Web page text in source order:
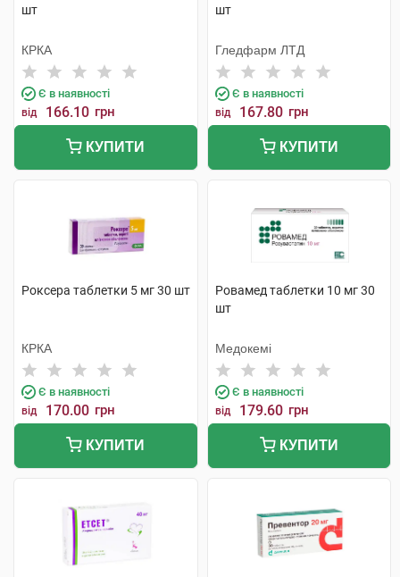
шт
КРКА
Є в наявності
від 166.10 грн
КУПИТИ
шт
Гледфарм ЛТД
Є в наявності
від 167.80 грн
КУПИТИ
Роксера таблетки 5 мг 30 шт
КРКА
Є в наявності
від 170.00 грн
КУПИТИ
Ровамед таблетки 10 мг 30
шт
Медокемі
Є в наявності
від 179.60 грн
КУПИТИ